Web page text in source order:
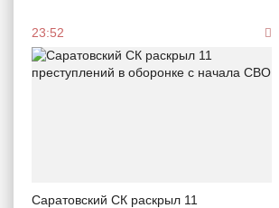
23:52
Саратовский СК раскрыл 11